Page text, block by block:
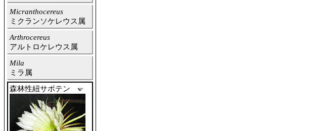
Micranthocereus
ミクランソケレウス属
Arthrocereus
アルトロケレウス属
Mila
ミラ属
森林性紐サボテン